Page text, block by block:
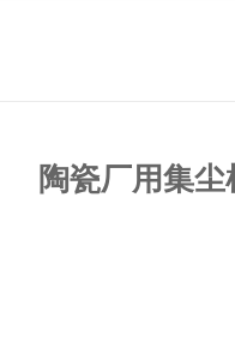
陶瓷厂用集尘